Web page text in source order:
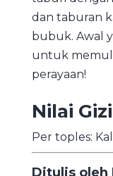
dan taburan
bubuk. Awal
untuk
perayaan!
Nilai
Per toples:
Ditulis oleh